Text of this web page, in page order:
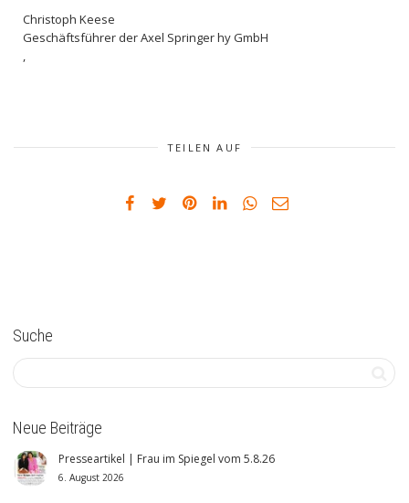
Christoph Keese
Geschäftsführer der Axel Springer hy GmbH
,
TEILEN AUF
Suche
Neue Beiträge
Presseartikel | Frau im Spiegel vom 5.8.26
6. August 2026